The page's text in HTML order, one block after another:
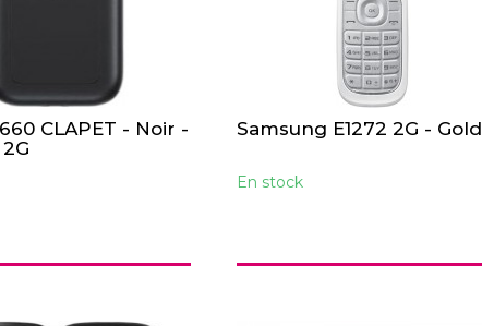
CLAPET - Noir -
Samsung E1272 2G - Gold
En stock